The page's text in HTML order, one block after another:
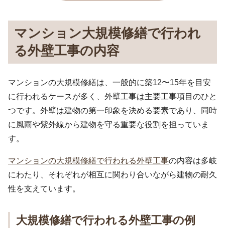
マンション大規模修繕で行われ
る外壁工事の内容
マンションの大規模修繕は、一般的に築12〜15年を目安
に行われるケースが多く、外壁工事は主要工事項目のひと
つです。外壁は建物の第一印象を決める要素であり、同時
に風雨や紫外線から建物を守る重要な役割を担っていま
す。
マンションの大規模修繕で行われる外壁工事の内容は多岐
にわたり、それぞれが相互に関わり合いながら建物の耐久
性を支えています。
大規模修繕で行われる外壁工事の例